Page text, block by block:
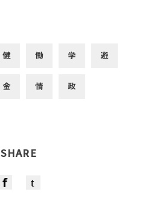
健 働 学 遊
金 情 政
SHARE